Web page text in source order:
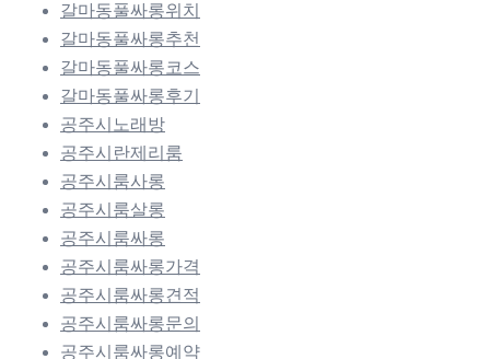
갈마동풀싸롱위치
갈마동풀싸롱추천
갈마동풀싸롱코스
갈마동풀싸롱후기
공주시노래방
공주시란제리룸
공주시룸사롱
공주시룸살롱
공주시룸싸롱
공주시룸싸롱가격
공주시룸싸롱견적
공주시룸싸롱문의
공주시룸싸롱예약